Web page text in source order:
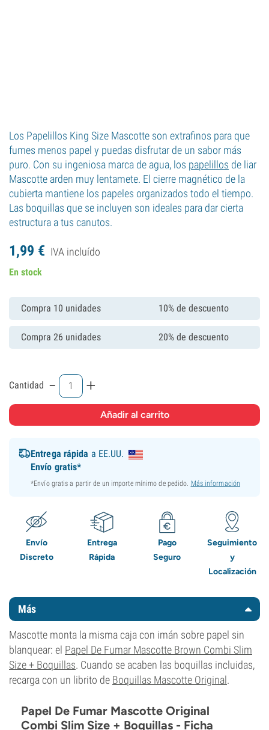
Los Papelillos King Size Mascotte son extrafinos para que
fumes menos papel y puedas disfrutar de un sabor más
puro. Con su ingeniosa marca de agua, los papelillos de liar
Mascotte arden muy lentamete. El cierre magnético de la
cubierta mantiene los papeles organizados todo el tiempo.
Las boquillas que se incluyen son ideales para dar cierta
estructura a tus canutos.
1,99 € IVA incluído
En stock
Compra 10 unidades 10% de descuento
Compra 26 unidades 20% de descuento
Cantidad - +
Entrega rápida a EE.UU.
Envío gratis*
*Envío gratis a partir de un importe mínimo de pedido. Más información
Envío
Discreto
Entrega
Rápida
Pago
Seguro
Seguimiento
y
Localización
Más
Mascotte monta la misma caja con imán sobre papel sin
blanquear: el Papel De Fumar Mascotte Brown Combi Slim
Size + Boquillas. Cuando se acaben las boquillas incluidas,
recarga con un librito de Boquillas Mascotte Original.
Papel De Fumar Mascotte Original
Combi Slim Size + Boquillas - Ficha